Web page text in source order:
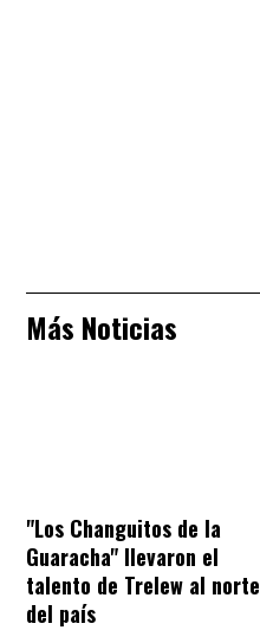
Más Noticias
"Los Changuitos de la
Guaracha" llevaron el
talento de Trelew al norte
del país